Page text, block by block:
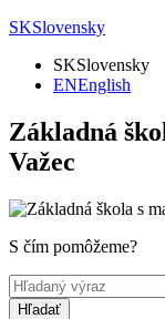
SKSlovensky
SKSlovensky
ENEnglish
Základná
Važec
S čím pomôžeme?
Hľadať